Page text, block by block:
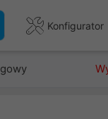
Konfigurator